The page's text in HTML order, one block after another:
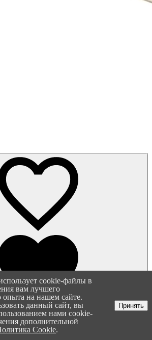
cookie-файлы в
вам лучшего
опыта на нашем сайте.
данный сайт, вы
нами cookie-
дополнительной
Cookie.
Принять